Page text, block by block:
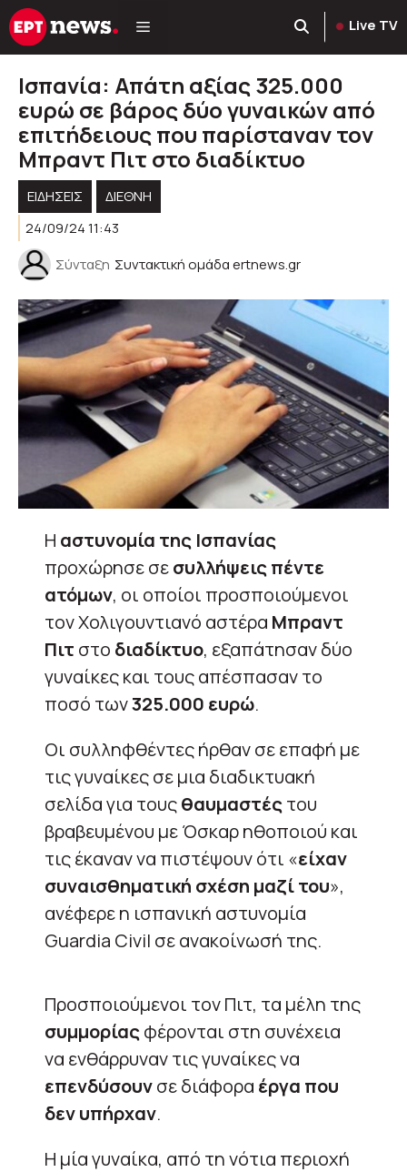
Μετάβαση
σε
Live TV
Ισπανία: Απάτη αξίας 325.000
ευρώ σε βάρος δύο γυναικών από
επιτήδειους που παρίσταναν τον
Μπραντ Πιτ στο διαδίκτυο
ΕΙΔΗΣΕΙΣ
ΔΙΕΘΝΗ
24/09/24 11:43
Σύνταξη Συντακτική ομάδα ertnews.gr
Η αστυνομία της Ισπανίας
προχώρησε σεσυλλήψεις πέντε
ατόμων, οι οποίοι προσποιούμενοι
τον Χολιγουντιανό αστέρα Μπραντ
Πιτ στο διαδίκτυο, εξαπάτησαν δύο
γυναίκες και τους απέσπασαν το
ποσό των325.000 ευρώ.
Οι συλληφθέντες ήρθαν σε επαφή με
τις γυναίκες σε μια διαδικτυακή
σελίδα για τουςθαυμαστέςτου
βραβευμένου με Όσκαρ ηθοποιού και
τις έκαναν να πιστέψουν ότι «είχαν
συναισθηματική σχέση μαζί του»,
ανέφερε η ισπανική αστυνομία
Guardia Civil σε ανακοίνωσή της.
Προσποιούμενοι τον Πιτ, τα μέλη της
συμμορίαςφέρονται στη συνέχεια
να ενθάρρυναν τις γυναίκες να
επενδύσουνσε διάφορα έργα που
δεν υπήρχαν.
Η μία γυναίκα, από τη νότια περιοχή